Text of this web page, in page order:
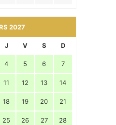
2027
J V S D
4 5 6 7
11 12 13 14
18 19 20 21
25 26 27 28